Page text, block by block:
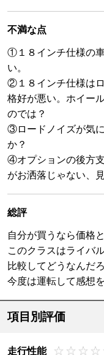
不満な点
①１８インチ仕様の
い。
②１８インチ仕様は
格好が悪い。ホイー
のでは？
③ロードノイズが気
か？
④オプションの後方
がお洒落じゃない、
総評
自分が買うなら価格
このクラスはライバ
比較してどうなんだろ
今度は運転して感想
項目別評価
走行性能